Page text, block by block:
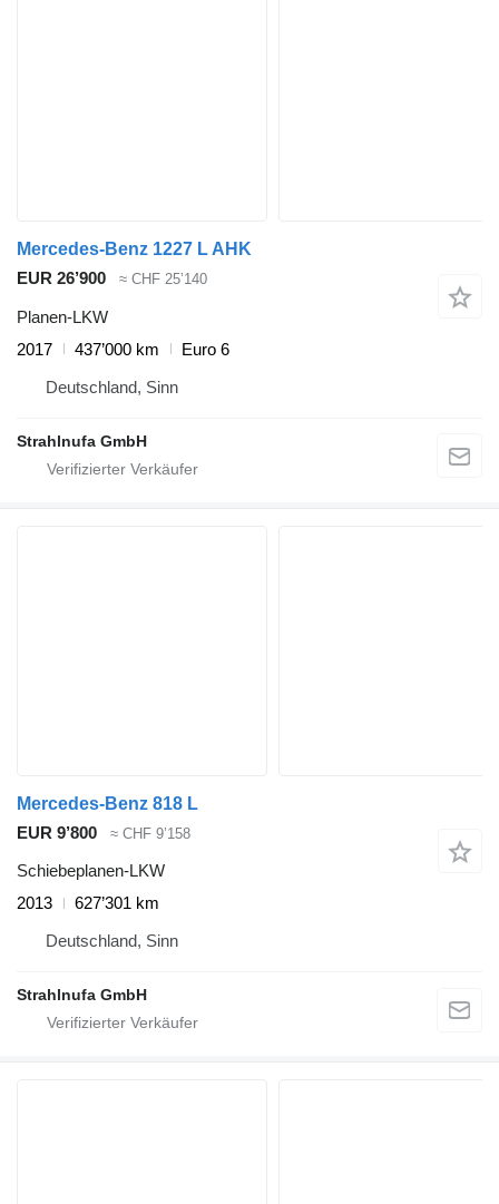
Mercedes-Benz 1227 L AHK
EUR 26’900
≈ CHF 25’140
Planen-LKW
2017
437’000 km
Euro 6
Deutschland, Sinn
Strahlnufa GmbH
Mercedes-Benz 818 L
EUR 9’800
≈ CHF 9’158
Schiebeplanen-LKW
2013
627’301 km
Deutschland, Sinn
Strahlnufa GmbH